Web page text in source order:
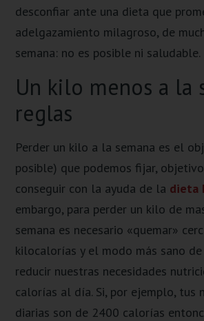
desconfiar ante una dieta que
adelgazamiento milagroso, de
semana: no es posible ni saludable.
Un kilo menos a la
reglas
Perder un kilo a la semana es el
posible) que podemos fijar,
conseguir con la ayuda de la dieta
embargo, para perder un kilo de
semana es necesario «quemar»
kilocalorías y el modo más sano
reducir nuestras necesidades
calorías al día. Si, por ejemplo, tus
diarias son de 2400 calorías